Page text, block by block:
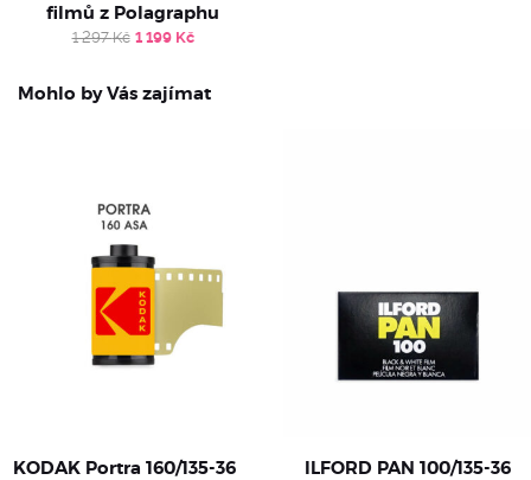
filmů z Polagraphu
1 297Kč Original
1
297 Kč.
1 199 KčCurrent
1
Mohlo by Vás zajímat
KODAK Portra 160/135-36 ILFORD PAN 100/135-36